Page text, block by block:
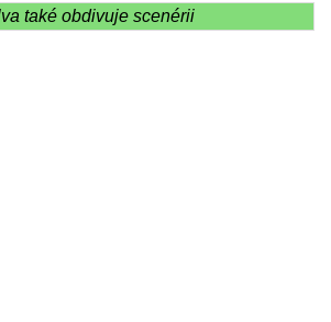
také obdivuje scenérii